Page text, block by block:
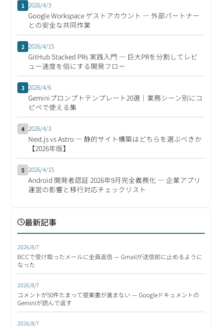
1 2026/4/3
Google Workspace ゲストアカウント ― 外部パートナー
との安全な共同作業
2 2026/4/15
GitHub Stacked PRs 実践入門 ― 巨大PRを分割してレビ
ュー速度を倍にする開発フロー
3 2026/4/6
Geminiプロンプトテンプレート20選｜業務シーン別にコ
ピペで使える集
4 2026/4/3
Next.js vs Astro ― 静的サイト構築はどちらを選ぶべきか
【2026年版】
5 2026/4/15
Android 開発者認証 2026年9月完全義務化 ― 企業アプリ
運営の影響と移行対応チェックリスト
最新記事
2026/8/7
BCCで受け取ったメールに全員返信 — Gmailが送信前に止めるように
なった
2026/8/7
コメントが50件たまって提案書が進まない — Googleドキュメントの
Geminiが読んで返す
2026/8/7